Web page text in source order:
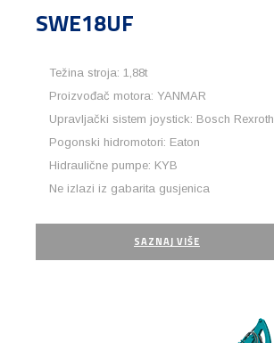
SWE18UF
Težina stroja: 1,88t
Proizvođač motora: YANMAR
Upravljački sistem joystick: Bosch Rexroth
Pogonski hidromotori: Eaton
Hidraulične pumpe: KYB
Ne izlazi iz gabarita gusjenica
SAZNAJ VIŠE